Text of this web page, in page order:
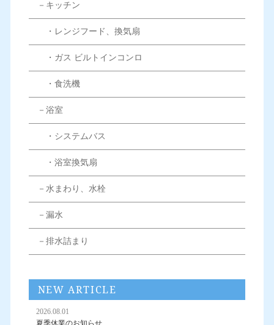
－キッチン
・レンジフード、換気扇
・ガス ビルトインコンロ
・食洗機
－浴室
・システムバス
・浴室換気扇
－水まわり、水栓
－漏水
－排水詰まり
NEW ARTICLE
2026.08.01
夏季休業のお知らせ